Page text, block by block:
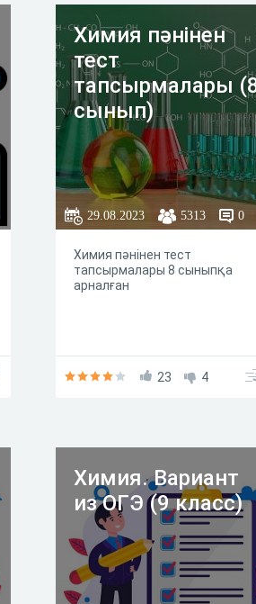
Химия пәнінен
тест
тапсырмалары
сынып)
29.08.2023 5313 0
Химия пәнінен тест
тапсырмалары 8 сыныпқа
арналған
23 4
Химия. Вариант
из ОГЭ (9 класс)